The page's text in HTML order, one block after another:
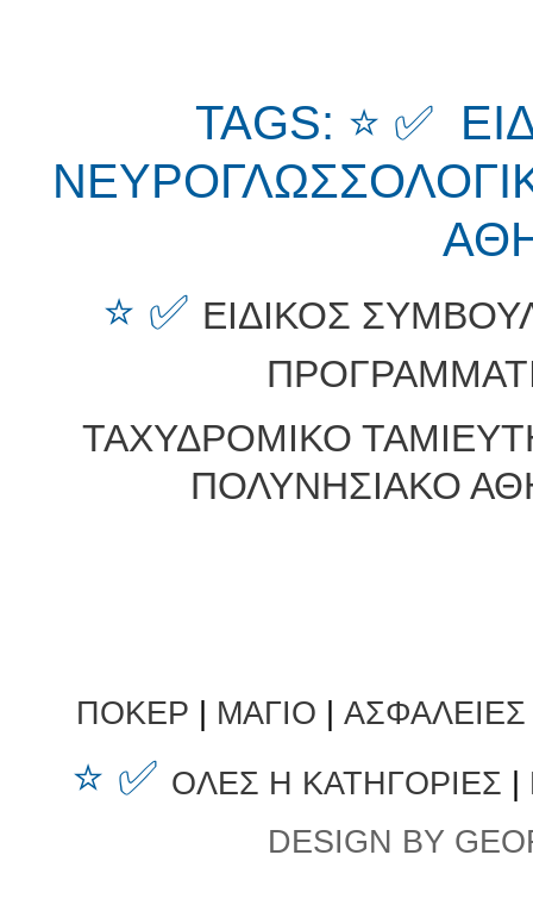
TAGS: ⭐ ✅
⭐ ✅ ΕΙΔΙΚΟΣ
ΤΑΧΥΔΡΟΜΙΚΟ
ΠΟΛΥΝΗΣΙΑΚΟ
ΠΟΚΕΡ ΜΑΓΙΟ
⭐ ✅ ΟΛΕΣ Η ΚΑΤΗΓΟΡΙΕΣ
DESIGN BY